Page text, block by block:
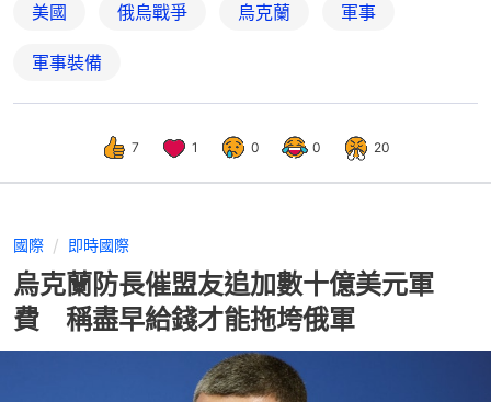
美國 俄烏戰爭 烏克蘭 軍事
軍事裝備
7 1 0 0 20
國際 即時國際
烏克蘭防長催盟友追加數十億美元軍
費 稱盡早給錢才能拖垮俄軍